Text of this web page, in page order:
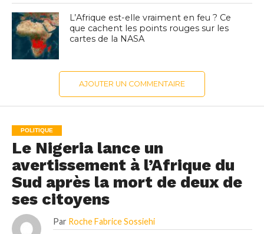
L’Afrique est-elle vraiment en feu ? Ce
que cachent les points rouges sur les
cartes de la NASA
AJOUTER UN COMMENTAIRE
POLITIQUE
Le Nigeria lance un
avertissement à l’Afrique du
Sud après la mort de deux de
ses citoyens
Par Roche Fabrice Sossiehi